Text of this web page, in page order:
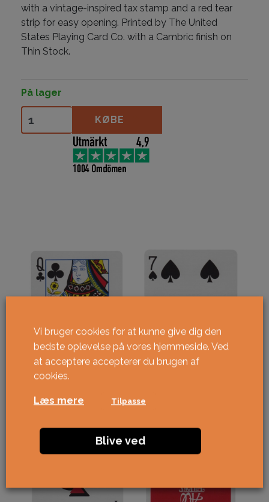
with a vintage-inspired tax stamp and a red tear
strip for easy opening. Printed by The United
States Playing Card Co. with a Cambric finish on
Thin Stock.
På lager
KØBE
Vi bruger cookies for at kunne give dig den
bedste oplevelse på vores hjemmeside. Ved
at acceptere accepterer du brugen af ​​
cookies.
Læs mere Tilpasse
Blive ved